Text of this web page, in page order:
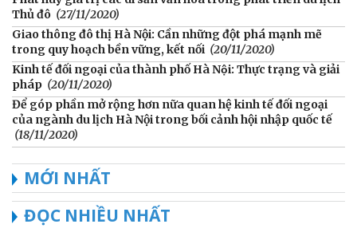
Thủ đô (27/11/2020)
Giao thông đô thị Hà Nội: Cần những đột phá mạnh mẽ
trong quy hoạch bền vững, kết nối (20/11/2020)
Kinh tế đối ngoại của thành phố Hà Nội: Thực trạng và giải
pháp (20/11/2020)
Để góp phần mở rộng hơn nữa quan hệ kinh tế đối ngoại
của ngành du lịch Hà Nội trong bối cảnh hội nhập quốc tế
(18/11/2020)
MỚI NHẤT
ĐỌC NHIỀU NHẤT